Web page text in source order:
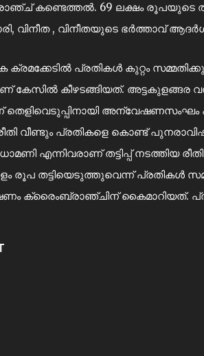
കണ്ടെത്തൽ. 69 ലക്ഷം രൂപയുടെ
വിനീത , വിനീതയുടെ ഭർത്താവ്
ക്രമക്കേടിൽ പ്രതികൾ കുറ്റം
കേസിൽ കീഴടങ്ങിയത്. അട്ടകുളങ്ങര
തെളിവെടുപ്പിനായി അന്വേഷണസംഘം
വീണ്ടും പ്രതികളെ കൊണ്ട്
എന്നിവരാണ് തട്ടിപ്പ്
രൂപ തട്ടിയെടുത്തുവെന്ന് പ്രതികൾ
ക്രൈംബ്രാഞ്ചിന് കൈമാറിയത്.